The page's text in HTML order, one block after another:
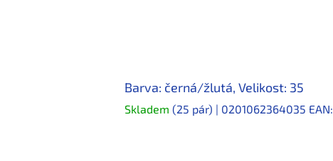
Barva: černá/žlutá, Velikost: 35
Skladem (25 pár) | 0201062364035 EAN: